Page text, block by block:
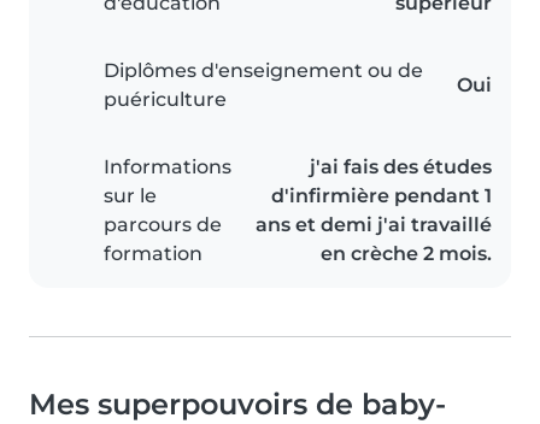
Diplômes d'enseignement ou de
puériculture
Oui
Informations
sur le
parcours de
formation
j'ai fais des études
d'infirmière pendant 1
ans et demi j'ai travaillé
en crèche 2 mois.
Mes superpouvoirs de baby-